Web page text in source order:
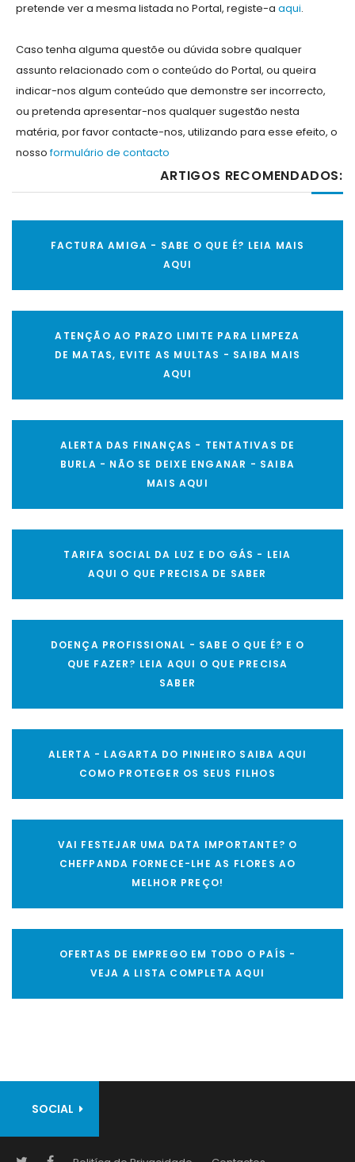
pretende ver a mesma listada no Portal, registe-a aqui.
Caso tenha alguma questõe ou dúvida sobre qualquer
assunto relacionado com o conteúdo do Portal, ou queira
indicar-nos algum conteúdo que demonstre ser incorrecto,
ou pretenda apresentar-nos qualquer sugestão nesta
matéria, por favor contacte-nos, utilizando para esse efeito, o
nossoformulário de contacto
ARTIGOS RECOMENDADOS:
FACTURA AMIGA - SABE O QUE É? LEIA MAIS
AQUI
ATENÇÃO AO PRAZO LIMITE PARA LIMPEZA
DE MATAS, EVITE AS MULTAS - SAIBA MAIS
AQUI
ALERTA DAS FINANÇAS - TENTATIVAS DE
BURLA - NÃO SE DEIXE ENGANAR - SAIBA
MAIS AQUI
TARIFA SOCIAL DA LUZ E DO GÁS - LEIA
AQUI O QUE PRECISA DE SABER
DOENÇA PROFISSIONAL - SABE O QUE É? E O
QUE FAZER? LEIA AQUI O QUE PRECISA
SABER
ALERTA - LAGARTA DO PINHEIRO SAIBA AQUI
COMO PROTEGER OS SEUS FILHOS
VAI FESTEJAR UMA DATA IMPORTANTE? O
CHEFPANDA FORNECE-LHE AS FLORES AO
MELHOR PREÇO!
OFERTAS DE EMPREGO EM TODO O PAÍS -
VEJA A LISTA COMPLETA AQUI
SOCIAL